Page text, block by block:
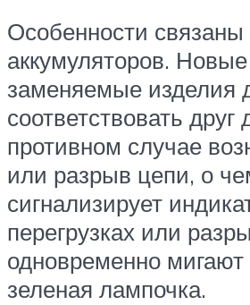
Особенности
аккумуляторов.
заменяемые изделия
соответствовать друг
противном случае
или разрыв цепи, о
сигнализирует
перегрузках или
одновременно мигают
зеленая лампочка.